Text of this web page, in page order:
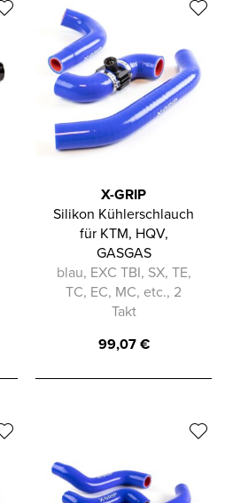
X-GRIP
Silikon Kühlerschlauch
für KTM, HQV,
GASGAS
blau, EXC TBI, SX, TE,
TC, EC, MC, etc., 2
Takt
99,07€